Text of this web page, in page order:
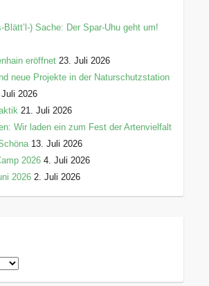
Blätt’l-) Sache: Der Spar-Uhu geht um!
eröffnet 23. Juli 2026
neue Projekte in der Naturschutzstation
2026
21. Juli 2026
Wir laden ein zum Fest der Artenvielfalt
13. Juli 2026
2026 4. Juli 2026
2026 2. Juli 2026